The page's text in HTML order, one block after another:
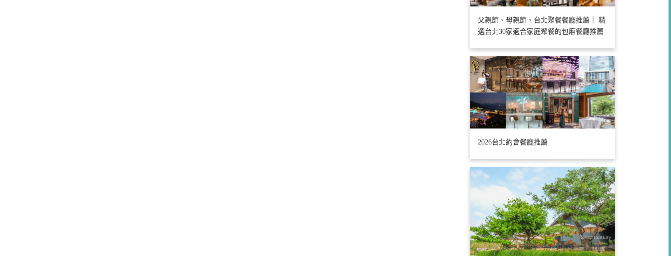
父親節、母親節、台北聚餐餐廳推薦｜ 精
選台北30家適合家庭聚餐的包廂餐廳推薦
2026台北約會餐廳推薦